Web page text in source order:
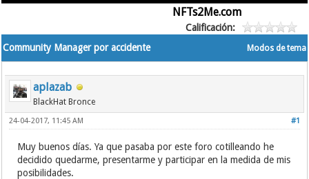
NFTs2Me.com
Calificación:
Modos de tema
Community Manager por accidente
aplazab
BlackHat Bronce
#1
24-04-2017, 11:45 AM
Muy buenos días. Ya que pasaba por este foro cotilleando he
decidido quedarme, presentarme y participar en la medida de mis
posibilidades.